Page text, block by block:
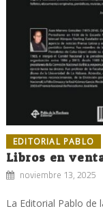
EDITORIAL PABLO
Libros en
noviembre 13, 2025
La Editorial Pablo de